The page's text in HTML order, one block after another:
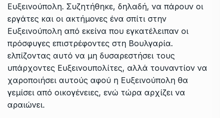
Ευξεινούπολη. Συζητήθηκε, δηλαδή, να πάρουν οι
εργάτες και οι ακτήμονες ένα σπίτι στην
Ευξεινούπολη από εκείνα που εγκατέλειπαν οι
πρόσφυγες επιστρέφοντες στη Βουλγαρία.
ελπίζοντας αυτό να μη δυσαρεστήσει τους
υπάρχοντες Ευξεινουπολίτες, αλλά τουναντίον να
χαροποιήσει αυτούς αφού η Ευξεινούπολη θα
γεμίσει από οικογένειες, ενώ τώρα αρχίζει να
αραιώνει.